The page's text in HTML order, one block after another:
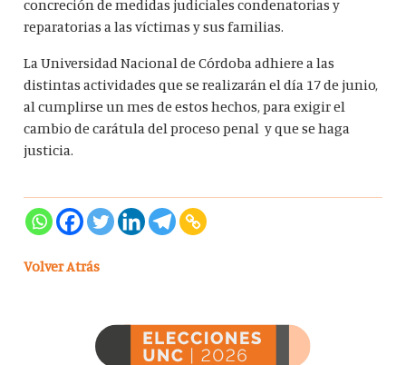
concreción de medidas judiciales condenatorias y
reparatorias a las víctimas y sus familias.
La Universidad Nacional de Córdoba adhiere a las
distintas actividades que se realizarán el día 17 de junio,
al cumplirse un mes de estos hechos, para exigir el
cambio de carátula del proceso penal y que se haga
justicia.
Volver Atrás